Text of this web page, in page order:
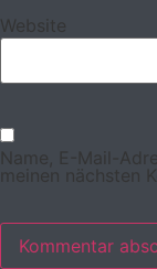
Website
Name, E-Mail-
meinen nächsten